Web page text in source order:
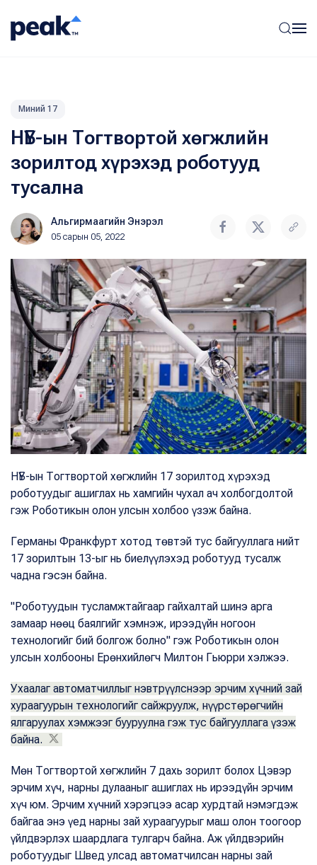
Миний 17
НҮБ-ын Тогтвортой хөгжлийн
зорилтод хүрэхэд роботууд
тусална
Альгирмаагийн Энэрэл
05 сарын 05, 2022
НҮБ-ын Тогтвортой хөгжлийн 17 зорилтод хүрэхэд
роботуудыг ашиглах нь хамгийн чухал ач холбогдолтой
гэж Роботикын олон улсын холбоо үзэж байна.
Германы Франкфурт хотод төвтэй тус байгууллага нийт
17 зорилтын 13-ыг нь биелүүлэхэд роботууд тусалж
чадна гэсэн байна.
"Роботуудын тусламжтайгаар гайхалтай шинэ арга
замаар нөөц баялгийг хэмнэж, ирээдүйн ногоон
технологийг бий болгож болно" гэж Роботикын олон
улсын холбооны Ерөнхийлөгч Милтон Гьюрри хэлжээ.
Ухаалаг автоматчиллыг нэвтрүүлснээр эрчим хүчний зай
хураагуурын технологийг сайжруулж, нүүрстөрөгчийн
ялгаруулах хэмжээг бууруулна гэж тус байгууллага үзэж
байна.
Мөн Тогтвортой хөгжлийн 7 дахь зорилт болох Цэвэр
эрчим хүч, нарны дулааныг ашиглах нь ирээдүйн эрчим
хүч юм. Эрчим хүчний хэрэгцээ асар хурдтай нэмэгдэж
байгаа энэ үед нарны зай хураагуурыг маш олон тоогоор
үйлдвэрлэх шаардлага тулгарч байна. Аж үйлдвэрийн
роботуудыг Швед улсад автоматчилсан нарны зай